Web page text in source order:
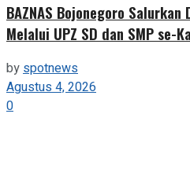
BAZNAS Bojonegoro
Melalui UPZ SD dan SMP se-
by spotnews
Agustus 4, 2026
0